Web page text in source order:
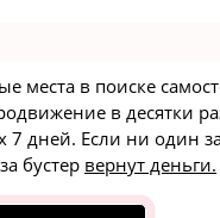
места в поиске
в десятки
7 дней. Если ни один
за бустер вернут деньги.